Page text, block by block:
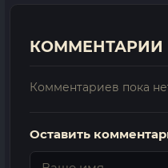
КОММЕНТАРИИ
Комментариев пока
Оставить